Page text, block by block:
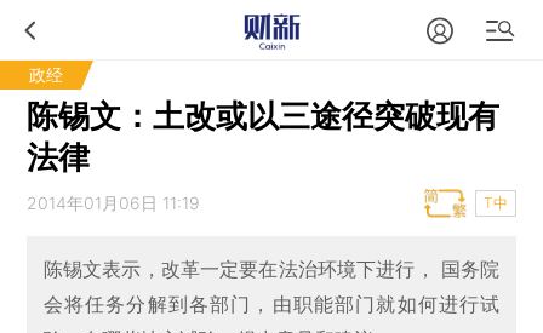
政经
陈锡文：土改或以三途径突破现有
法律
2014年01月06日 11:19 T中
陈锡文表示，改革一定要在法治环境下进行， 国务院
会将任务分解到各部门，由职能部门就如何进行试